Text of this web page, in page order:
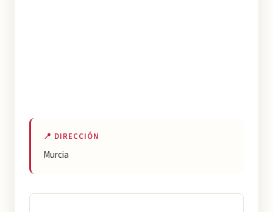
📍 DIRECCIÓN
Murcia